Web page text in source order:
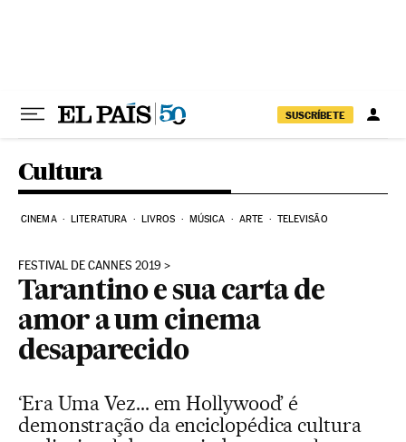
SUSCRÍBETE
Cultura
CINEMA LITERATURA LIVROS MÚSICA ARTE TELEVISÃO
FESTIVAL DE CANNES 2019
Tarantino e sua carta de
amor a um cinema
desaparecido
‘Era Uma Vez... em Hollywood’ é
demonstração da enciclopédica cultura